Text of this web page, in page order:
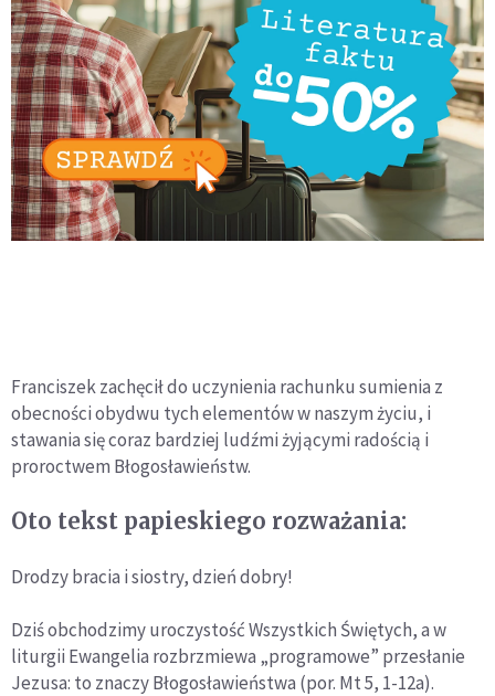
Franciszek zachęcił do uczynienia rachunku sumienia z
obecności obydwu tych elementów w naszym życiu, i
stawania się coraz bardziej ludźmi żyjącymi radością i
proroctwem Błogosławieństw.
Oto tekst papieskiego rozważania:
Drodzy bracia i siostry, dzień dobry!
Dziś obchodzimy uroczystość Wszystkich Świętych, a w
liturgii Ewangelia rozbrzmiewa „programowe” przesłanie
Jezusa: to znaczy Błogosławieństwa (por. Mt 5, 1-12a).